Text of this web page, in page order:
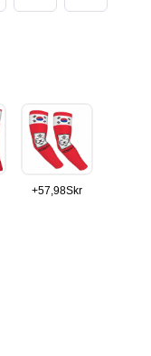
+57,98Skr